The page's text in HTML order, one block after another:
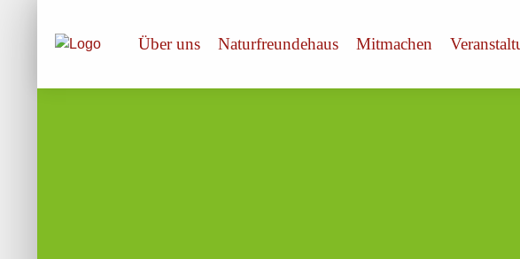
Über uns Naturfreundehaus Mitmachen